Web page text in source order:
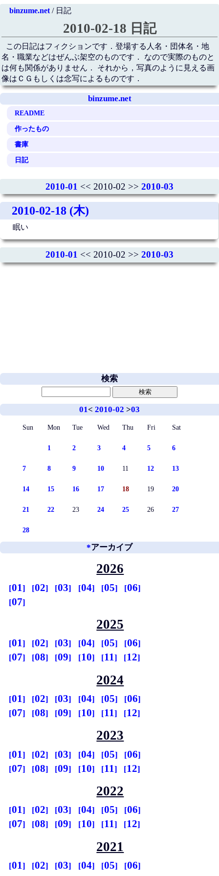
binzume.net/ 日記
2010-02-18 日記
この日記はフィクションです．登場する人名・団体名・地
名・職業などはぜんぶ架空のものです． なので実際のものと
は何も関係がありません． それから，写真のように見える画
像はＣＧもしくは念写によるものです．
binzume.net
README
作ったもの
書庫
日記
2010-01 << 2010-02 >> 2010-03
2010-02-18 (木)
眠い
2010-01 << 2010-02 >> 2010-03
検索
01< 2010-02 >03
Sun Mon Tue Wed Thu Fri Sat
1 2 3 4 5 6
7 8 9 10 11 12 13
14 15 16 17 18 19 20
21 22 23 24 25 26 27
28
*アーカイブ
2026
01 02 03 04 05
06
07
2025
01 02 03 04 05
06
07
08 09 10 11 12
2024
01 02 03 04 05
06
07
08 09 10 11 12
2023
01 02 03 04 05
06
07
08 09 10 11 12
2022
01 02 03 04 05
06
07
08 09 10 11 12
2021
01 02 03 04 05
06